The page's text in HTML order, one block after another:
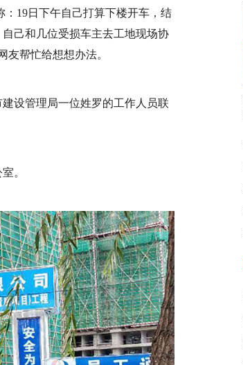
19日下午自己打算下楼开车，结
己和几位受损车主去工地现场协
帮忙给想想办法。
设管理局一位姓罗的工作人员联
。